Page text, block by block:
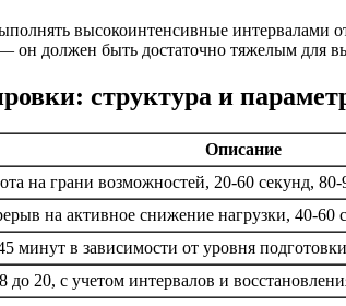
высокоинтенсивные интервалами
он должен быть достаточно тяжелым для
структура и
Описание
на грани возможностей, 20-60 секунд,
на активное снижение нагрузки, 40-60
минут в зависимости от уровня
до 20, с учетом интервалов и